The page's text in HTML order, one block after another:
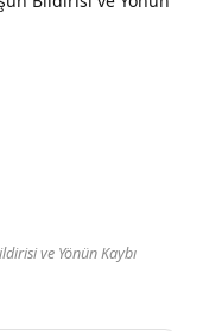
ve Yönün Kaybı